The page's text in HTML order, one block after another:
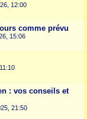
12:00
comme prévu
15:06
: vos conseils et
21:50